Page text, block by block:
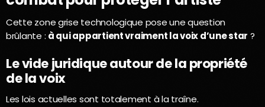
Cette zone grise technologique pose une question
brûlante : à qui appartient vraiment la voix d’une star ?
Le vide juridique autour de la propriété
de la voix
Les lois actuelles sont totalement à la traîne.